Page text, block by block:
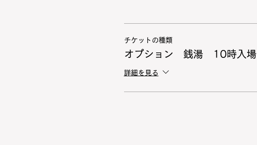
チケットの種類
オプション 銭湯 10時入場
詳細を見る